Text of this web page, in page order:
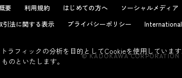
要 利用規約 はじめての方へ ソーシャルメディア
引法に関する表示
プライバシーポリシー
© KADOKAWA CORPORATION
フィックの分析を目的としてCookieを使用しています
のといたします。